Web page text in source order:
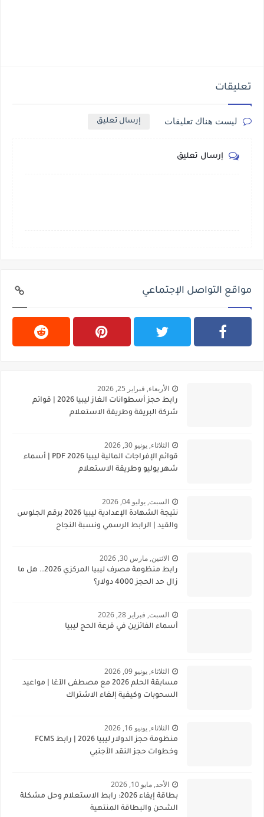
تعليقات
ليست هناك تعليقات إرسال تعليق
إرسال تعليق
مواقع التواصل الإجتماعي
الأربعاء, فبراير 25, 2026
رابط حجز أسطوانات الغاز ليبيا 2026 | قوائم
شركة البريقة وطريقة الاستعلام
الثلاثاء, يونيو 30, 2026
قوائم الإفراجات المالية ليبيا 2026 PDF | أسماء
شهر يوليو وطريقة الاستعلام
السبت, يوليو 04, 2026
نتيجة الشهادة الإعدادية ليبيا 2026 برقم الجلوس
والقيد | الرابط الرسمي ونسبة النجاح
الاثنين, مارس 30, 2026
رابط منظومة مصرف ليبيا المركزي 2026.. هل ما
زال حد الحجز 4000 دولار؟
السبت, فبراير 28, 2026
أسماء الفائزين في قرعة الحج ليبيا
الثلاثاء, يونيو 09, 2026
مسابقة الحلم 2026 مع مصطفى الآغا | مواعيد
السحوبات وكيفية إلغاء الاشتراك
الثلاثاء, يونيو 16, 2026
منظومة حجز الدولار ليبيا 2026 | رابط FCMS
وخطوات حجز النقد الأجنبي
الأحد, مايو 10, 2026
بطاقة إيفاء 2026: رابط الاستعلام وحل مشكلة
الشحن والبطاقة المنتهية